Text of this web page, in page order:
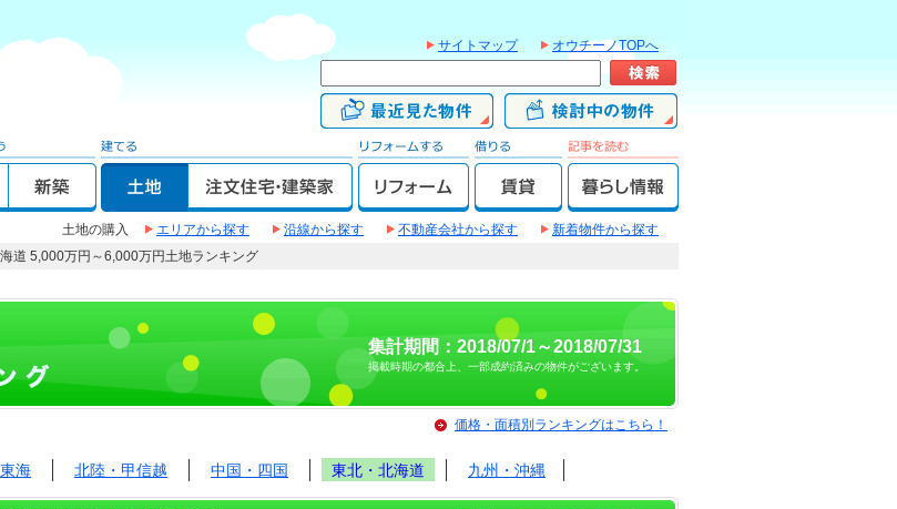
サイトマップ オウチーノTOPへ
土地の購入 エリアから探す 沿線から探す 不動産会社から探す
新着物件から探す
道 5,000万円～6,000万円土地ランキング
集計期間：2018/07/1～2018/07/31
掲載時期の都合上、一部成約済みの物件がございます。
価格・面積別ランキングはこちら！
東海 北陸・甲信越 中国・四国 東北・北海道 九州・沖縄